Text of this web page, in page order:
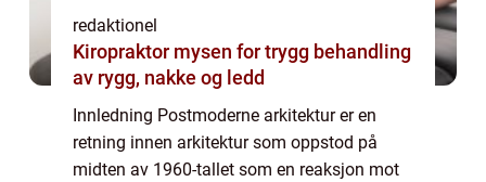
redaktionel
Kiropraktor mysen for trygg behandling
av rygg, nakke og ledd
Innledning Postmoderne arkitektur er en
retning innen arkitektur som oppstod på
midten av 1960-tallet som en reaksjon mot